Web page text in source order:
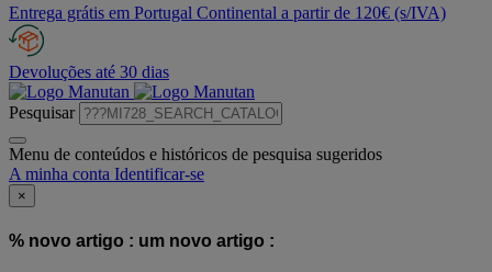
Entrega grátis em Portugal Continental a partir de 120€ (s/IVA)
Devoluções até 30 dias
Pesquisar
Menu de conteúdos e históricos de pesquisa sugeridos
A minha conta Identificar-se
×
% novo artigo : um novo artigo :